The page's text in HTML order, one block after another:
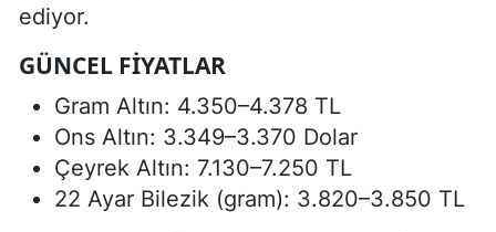
ediyor.
GÜNCEL FIYATLAR
Gram Altın: 4.350–4.378 TL
Ons Altın: 3.349–3.370 Dolar
Çeyrek Altın: 7.130–7.250 TL
22 Ayar Bilezik (gram): 3.820–3.850 TL